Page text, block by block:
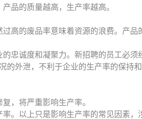
品的质量越高，生产率越高。
高的废品率意味着资源的浪费。产品
忠诚度和凝聚力。新招聘的员工必须
外泄，不利于企业的生产率的保持和
，将严重影响生产率。
。以上只是影响生产率的常见因素，